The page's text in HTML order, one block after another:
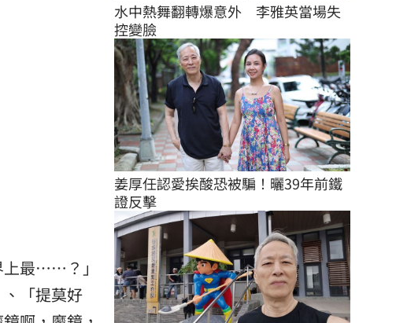
上最……？」
「提莫好
水中熱舞翻轉爆意外　李雅英當場失
控變臉
姜厚任認愛挨酸恐被騙！曬39年前鐵
證反擊